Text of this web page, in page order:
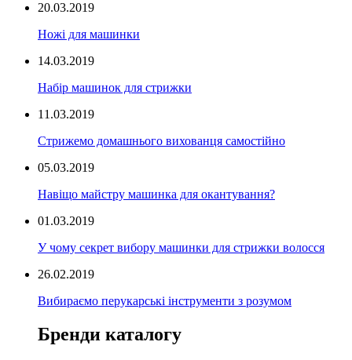
20.03.2019
Ножі для машинки
14.03.2019
Набір машинок для стрижки
11.03.2019
Стрижемо домашнього вихованця самостійно
05.03.2019
Навіщо майстру машинка для окантування?
01.03.2019
У чому секрет вибору машинки для стрижки волосся
26.02.2019
Вибираємо перукарські інструменти з розумом
Бренди каталогу